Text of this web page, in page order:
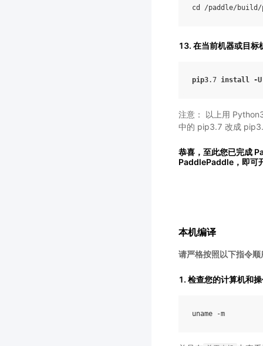
cd /paddle/build /
13. 在当前机器或目标
pip3.7 install -U
注意： 以上用
中的 pip3.7 改成
恭喜，至此您已完成
PaddlePaddle，即可
本机编译
请严格按照以下指令顺
1. 检查您的计算机和
uname -m